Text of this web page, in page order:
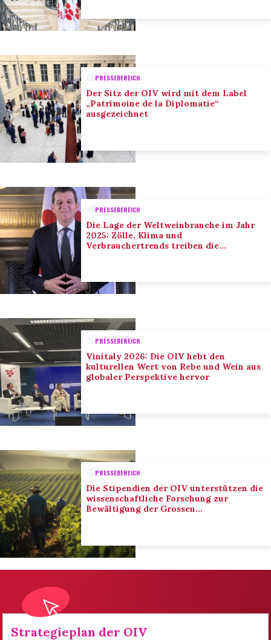
PRESSEBEREICH
Der Sitz der OIV wird mit dem Label
„Patrimoine de la Diplomatie“
ausgezeichnet
PRESSEBEREICH
Die Lage der Weltweinbranche im Jahr
2025: Zölle, Klima und
Verbrauchertrends treiben die
PRESSEBEREICH
Vinitaly 2026: Die OIV hebt den
kulturellen Wert von Rebe und Wein aus
globaler Perspektive hervor
PRESSEBEREICH
Die Stipendien der OIV unterstützen die
wissenschaftliche Forschung zur
Bewältigung der Grossen
Strategieplan der OIV